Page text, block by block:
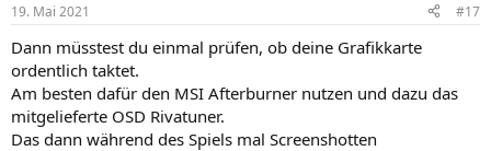
19. Mai 2021 #17
Dann müsstest du einmal prüfen, ob deine Grafikkarte
ordentlich taktet.
Am besten dafür den MSI Afterburner nutzen und dazu das
mitgelieferte OSD Rivatuner.
Das dann während des Spiels mal Screenshotten